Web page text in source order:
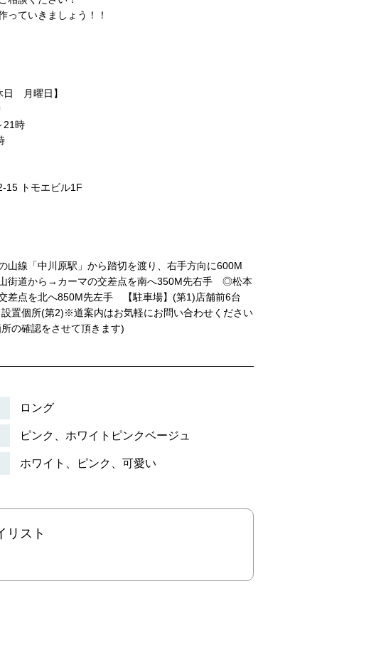
っていきましょう！！
日 月曜日】
21時
15 トモエビル1F
の山線「中川原駅」から踏切を渡り、右手方向に600M
街道から→カーマの交差点を南へ350M先右手 ◎松本
差点を北へ850M先左手 【駐車場】(第1)店舗前6台
置個所(第2)※道案内はお気軽にお問い合わせください
の確認をさせて頂きます)
ロング
ピンク、ホワイトピンクベージュ
ホワイト、ピンク、可愛い
リスト